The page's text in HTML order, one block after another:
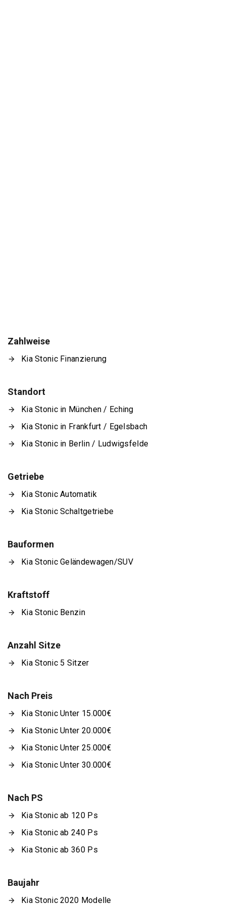
Zahlweise
Kia Stonic Finanzierung
Standort
Kia Stonic in München / Eching
Kia Stonic in Frankfurt / Egelsbach
Kia Stonic in Berlin / Ludwigsfelde
Getriebe
Kia Stonic Automatik
Kia Stonic Schaltgetriebe
Bauformen
Kia Stonic Geländewagen/SUV
Kraftstoff
Kia Stonic Benzin
Anzahl Sitze
Kia Stonic 5 Sitzer
Nach Preis
Kia Stonic Unter 15.000€
Kia Stonic Unter 20.000€
Kia Stonic Unter 25.000€
Kia Stonic Unter 30.000€
Nach PS
Kia Stonic ab 120 Ps
Kia Stonic ab 240 Ps
Kia Stonic ab 360 Ps
Baujahr
Kia Stonic 2020 Modelle